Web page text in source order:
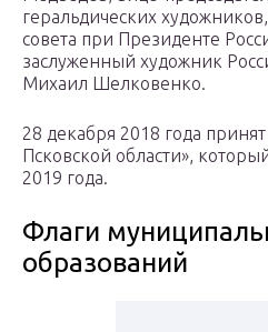
геральдических
совета при Президенте
заслуженный художник
Михаил Шелковенко.
28 декабря 2018 года
Псковской области»,
2019 года.
Флаги
образований